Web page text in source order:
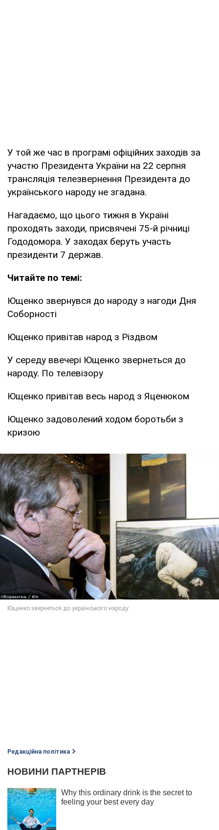
У той же час в програмі офіційних заходів за
участю Президента України на 22 серпня
трансляція телезвернення Президента до
українського народу не згадана.
Нагадаємо, що цього тижня в Україні
проходять заходи, присвячені 75-й річниці
Гододомора. У заходах беруть участь
президенти 7 держав.
Читайте по темі:
Ющенко звернувся до народу з нагоди Дня
Соборності
Ющенко привітав народ з Різдвом
У середу ввечері Ющенко звернеться до
народу. По телевізору
Ющенко привітав весь народ з Яценюком
Ющенко задоволений ходом боротьби з
кризою
Редакційна політика